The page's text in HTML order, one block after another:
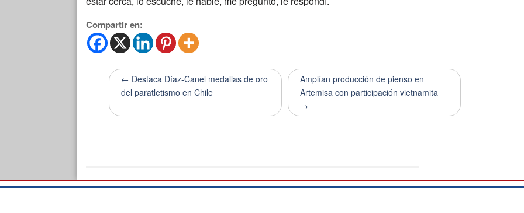
Compartir en:
← Destaca Díaz-Canel medallas de oro
del paratletismo en Chile
Amplían producción de pienso en
Artemisa con participación vietnamita
→